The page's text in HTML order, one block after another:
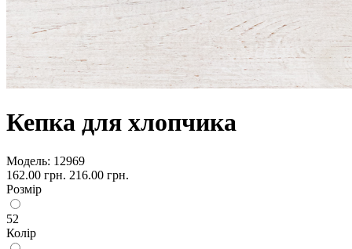
Кепка для хлопчика
Модель: 12969
162.00 грн. 216.00 грн.
Розмір
52
Колір